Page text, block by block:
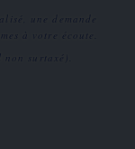
une demande
à votre écoute.
non surtaxé).